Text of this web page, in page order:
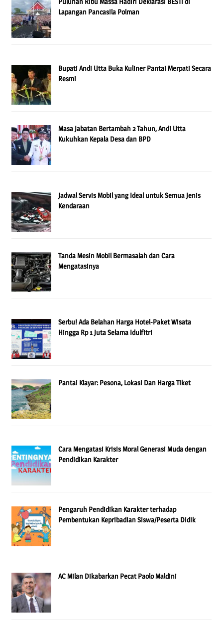
Lapangan Pancasila Polman
Bupati Andi Utta Buka Kuliner Pantai Merpati Secara
Resmi
Masa Jabatan Bertambah 2 Tahun, Andi Utta
Kukuhkan Kepala Desa dan BPD
Jadwal Servis Mobil yang Ideal untuk Semua Jenis
Kendaraan
Tanda Mesin Mobil Bermasalah dan Cara
Mengatasinya
Serbu! Ada Belahan Harga Hotel-Paket Wisata
Hingga Rp 1 Juta Selama Idulfitri
Pantai Klayar: Pesona, Lokasi Dan Harga Tiket
Cara Mengatasi Krisis Moral Generasi Muda dengan
Pendidikan Karakter
Pengaruh Pendidikan Karakter terhadap
Pembentukan Kepribadian Siswa/Peserta Didik
AC Milan Dikabarkan Pecat Paolo Maldini